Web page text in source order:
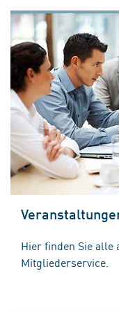
Hier finden Sie alle
Mitgliederservice.